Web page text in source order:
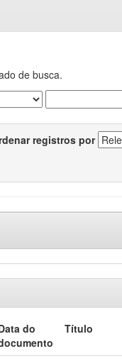
de busca.
registros por
do
Título